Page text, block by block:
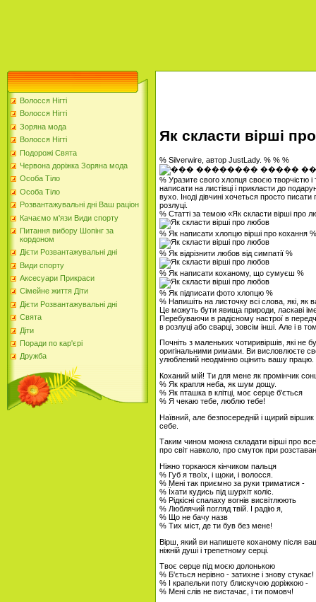
Волосся Нігті
Волосся Нігті
Зоряна мода
Волосся Нігті
Подорожі Свята
Червона доріжка Зоряна мода
Особа Тіло
Особа Тіло
Розвантажувальні дні Ваш раціон
Качаємо м'язи Види спорту
Питання вибору Шопінг за
кордоном
Дієти Розвантажувальні дні
Види спорту
Аксесуари Прикраси
Сімейне життя Діти
Дієти Розвантажувальні дні
Свята
Діти
Поради по кар'єрі
Дружба
Як скласти вірші
% Silverwire, автор JustLady. % % %
% Уразите свого хлопця своєю творчістю
написати на листівці і прикласти до
вухо. Іноді дівчині хочеться просто
розлуці.
% Статті за темою «Як скласти вірші про
% Як написати хлопцю вірші про кохання %
% Як відрізнити любов від симпатії %
% Як написати коханому, що сумуєш %
% Як підписати фото хлопцю %
% Напишіть на листочку всі слова, які, як
Це можуть бути явища природи, ласкаві
Перебуваючи в радісному настрої в
в розлуці або сварці, зовсім інші. Але і в
Почніть з маленьких чотиривіршів, які не
оригінальними римами. Ви висловлюєте
улюблений неодмінно оцінить вашу працю.
Коханий мій! Ти для мене як промінчик
% Як крапля неба, як шум дощу.
% Як пташка в клітці, моє серце б'ється
% Я чекаю тебе, люблю тебе!
Наївний, але безпосередній і щирий
себе.
Таким чином можна складати вірші про
про світ навколо, про смуток при
Ніжно торкаюся кінчиком пальця
% Губ я твоїх, і щоки, і волосся.
% Мені так приємно за руки триматися -
% Їхати кудись під шурхіт коліс.
% Рідкісні спалаху вогнів висвітлюють
% Люблячий погляд твій. І радію я,
% Що не бачу назв
% Тих міст, де ти був без мене!
Вірш, який ви напишете коханому після
ніжній душі і трепетному серці.
Твоє серце під моєю долонькою
% Б'ється нерівно - затихне і знову стукає!
% І крапельки поту блискучою доріжкою -
% Мені слів не вистачає, і ти помовч!